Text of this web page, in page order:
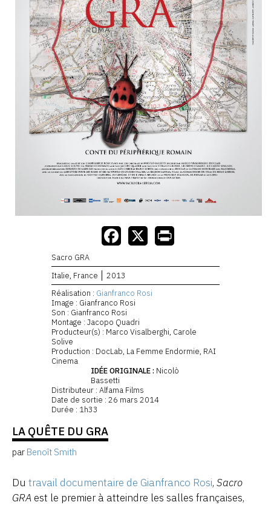
Sacro GRA
Italie, France
2013
Réalisation : Gianfranco Rosi
Image : Gianfranco Rosi
Son : Gianfranco Rosi
Montage : Jacopo Quadri
Producteur(s) : Marco Visalberghi, Carole
Solive
Production : DocLab, La Femme Endormie, RAI
Cinema
IDÉE ORIGINALE : Nicolò
Bassetti
Distributeur : Alfama Films
Date de sortie : 26 mars 2014
Durée : 1h33
LA QUÊTE DU GRA
par Benoît Smith
Du travail documentaire de Gianfranco Rosi, Sacro
GRA est le premier à atteindre les salles françaises,